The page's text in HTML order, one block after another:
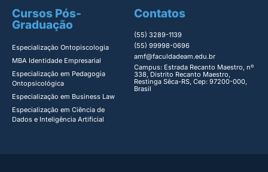
Cursos Pós-
Graduação
Especialização Ontopiscologia ​
MBA Identidade Empresarial​
Especialização em Pedagogia
Ontopsicológica​
Especialização em Business Law
Especialização em Ciência de
Dados e Inteligência Artificial
Contatos
(55) 3289-1139
(55) 99998-0696
amf@faculdadeam.edu.br
Campus: Estrada Recanto Maestro, nº
338, Distrito Recanto Maestro,
Restinga Sêca-RS, Cep: 97200-000,
Brasil